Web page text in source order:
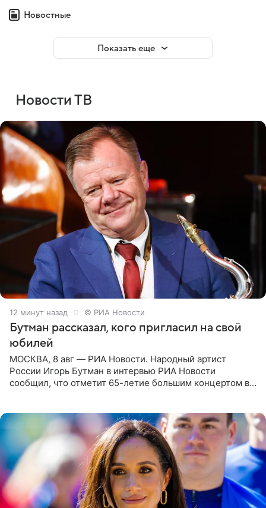
Новостные
Показать еще
Новости ТВ
13 минут назад © РИА Новости
Бутман рассказал, кого пригласил на свой
юбилей
МОСКВА, 8 авг — РИА Новости. Народный артист
России Игорь Бутман в интервью РИА Новости
сообщил, что отметит 65-летие большим концертом в